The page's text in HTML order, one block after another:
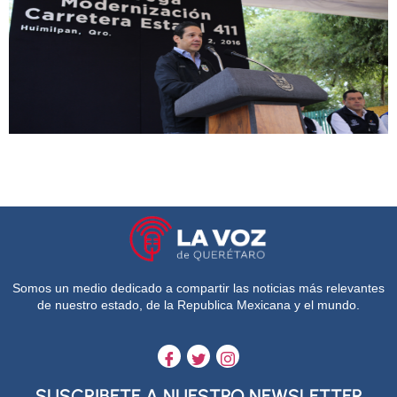
Somos un medio dedicado a compartir las noticias más relevantes
de nuestro estado, de la Republica Mexicana y el mundo.